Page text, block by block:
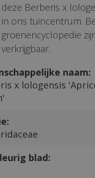
deze Berberis x
in ons tuincentrum.
groenencyclopedie
verkrijgbaar.
naam:
x lologensis
blad: